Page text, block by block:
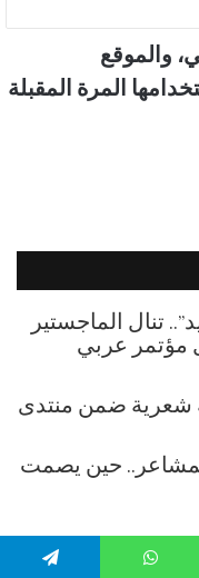
والموقع
المرة المقبلة
تنال الماجستير
مؤتمر عربي
شعرية ضمن منتدى
حين يصمت